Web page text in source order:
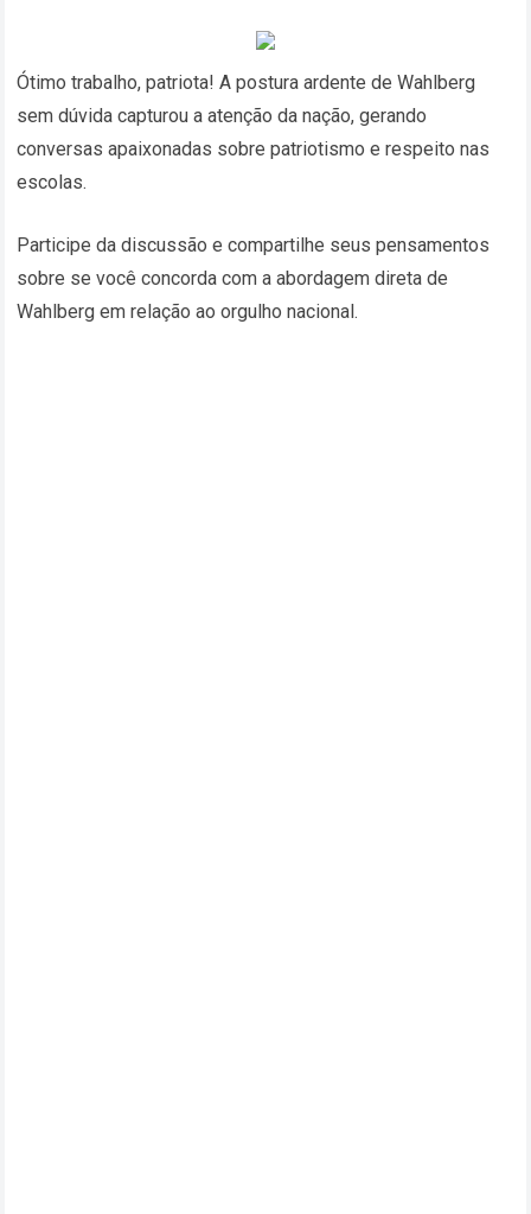
Ótimo trabalho, patriota! A postura ardente de Wahlberg
sem dúvida capturou a atenção da nação, gerando
conversas apaixonadas sobre patriotismo e respeito nas
escolas.
Participe da discussão e compartilhe seus pensamentos
sobre se você concorda com a abordagem direta de
Wahlberg em relação ao orgulho nacional.